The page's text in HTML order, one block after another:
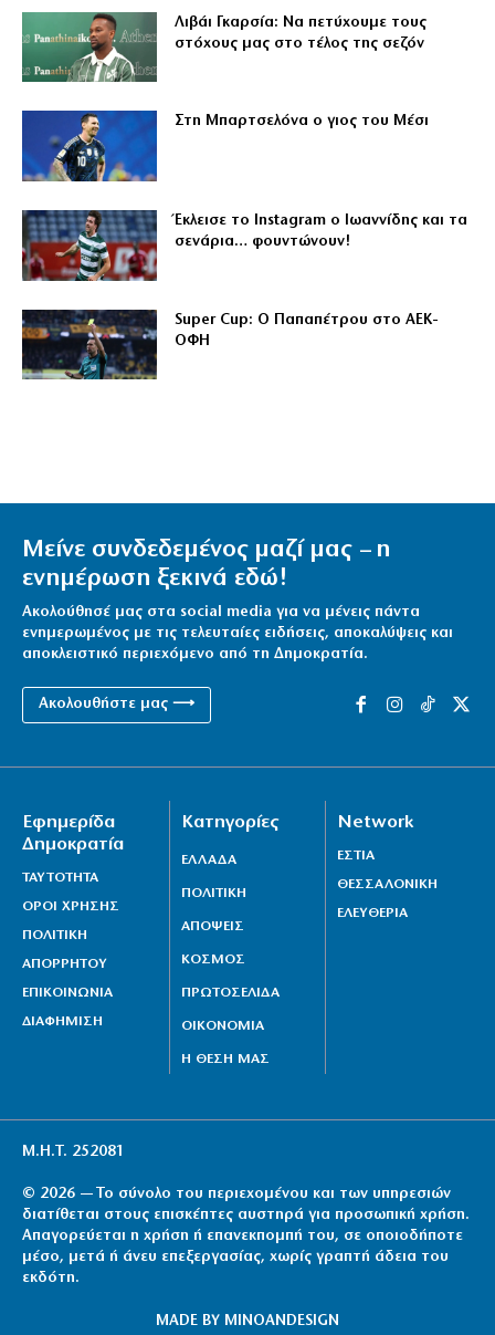
Λιβάι Γκαρσία: Να πετύχουμε τους
στόχους μας στο τέλος της σεζόν
Στη Μπαρτσελόνα ο γιος του Μέσι
Έκλεισε το Instagram ο Ιωαννίδης και τα
σενάρια… φουντώνουν!
Super Cup: Ο Παπαπέτρου στο ΑΕΚ-
ΟΦΗ
Μείνε συνδεδεμένος μαζί μας – η
ενημέρωση ξεκινά εδώ!
Ακολούθησέ μας στα social media για να μένεις πάντα
ενημερωμένος με τις τελευταίες ειδήσεις, αποκαλύψεις και
αποκλειστικό περιεχόμενο από τη Δημοκρατία.
Ακολουθήστε μας ⟶
Εφημερίδα
Δημοκρατία
ΤΑΥΤΟΤΗΤΑ
ΟΡΟΙ ΧΡΗΣΗΣ
ΠΟΛΙΤΙΚΗ
ΑΠΟΡΡΗΤΟΥ
ΕΠΙΚΟΙΝΩΝΙΑ
ΔΙΑΦΗΜΙΣΗ
Κατηγορίες
ΕΛΛΑΔΑ
ΠΟΛΙΤΙΚΗ
ΑΠΟΨΕΙΣ
ΚΟΣΜΟΣ
ΠΡΩΤΟΣΕΛΙΔΑ
ΟΙΚΟΝΟΜΙΑ
Η ΘΕΣΗ ΜΑΣ
Network
ΕΣΤΙΑ
ΘΕΣΣΑΛΟΝΙΚΗ
ΕΛΕΥΘΕΡΙΑ
Μ.Η.Τ. 252081
© 2026 — Το σύνολο του περιεχομένου και των υπηρεσιών
διατίθεται στους επισκέπτες αυστηρά για προσωπική χρήση.
Απαγορεύεται η χρήση ή επανεκπομπή του, σε οποιοδήποτε
μέσο, μετά ή άνευ επεξεργασίας, χωρίς γραπτή άδεια του
εκδότη.
MADE BY MINOANDESIGN